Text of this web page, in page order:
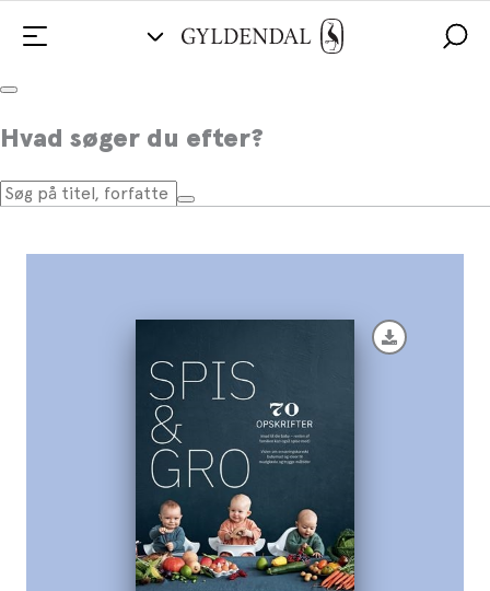
Hvad søger du efter?
Spis & Gro